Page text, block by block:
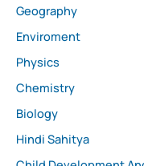
Geography
Enviroment
Physics
Chemistry
Biology
Hindi Sahitya